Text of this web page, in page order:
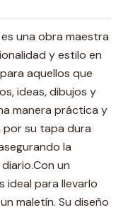
una obra maestra
y estilo en
aquellos que
ideas, dibujos y
manera práctica y
su tapa dura
la
un
ideal para llevarlo
maletín. Su diseño